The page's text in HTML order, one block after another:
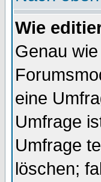
Wie
Genau
eine
Umfrage
Umfrage
löschen;